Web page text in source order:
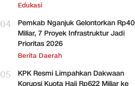
Edukasi
04
Pemkab Nganjuk Gelontorkan Rp40
Miliar, 7 Proyek Infrastruktur Jadi
Prioritas 2026
Berita Daerah
05
KPK Resmi Limpahkan Dakwaan
Korupsi Kuota Haji Rp622 Miliar ke